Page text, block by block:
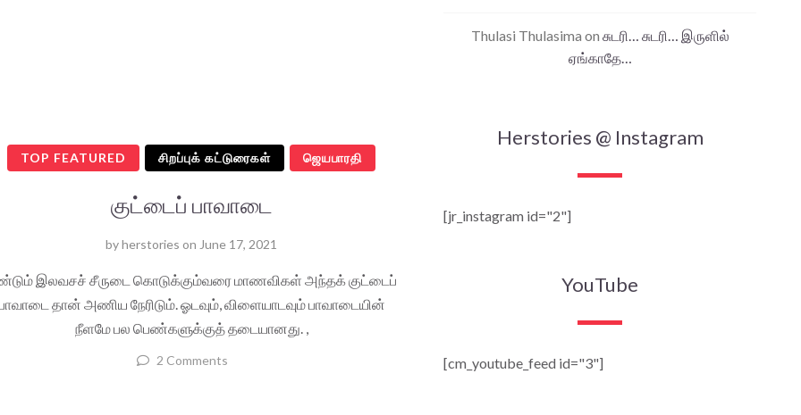
TOP FEATURED சிறப்புக் கட்டுரைகள் ஜெயபாரதி
குட்டைப் பாவாடை
byherstories on June 17, 2021
இலவசச் சீருடை கொடுக்கும்வரை மாணவிகள் அந்தக் குட்டைப்
தான் அணிய நேரிடும். ஓடவும், விளையாடவும் பாவாடையின்
நீளமே பல பெண்களுக்குத் தடையானது. ,
2 Comments
Thulasi Thulasima on சுடரி… சுடரி… இருளில்
ஏங்காதே…
Herstories @ Instagram
[jr_instagram id="2"]
YouTube
[cm_youtube_feed id="3"]